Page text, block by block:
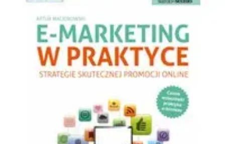
Porady zakupowePoradyTrendy
Mega Promocje